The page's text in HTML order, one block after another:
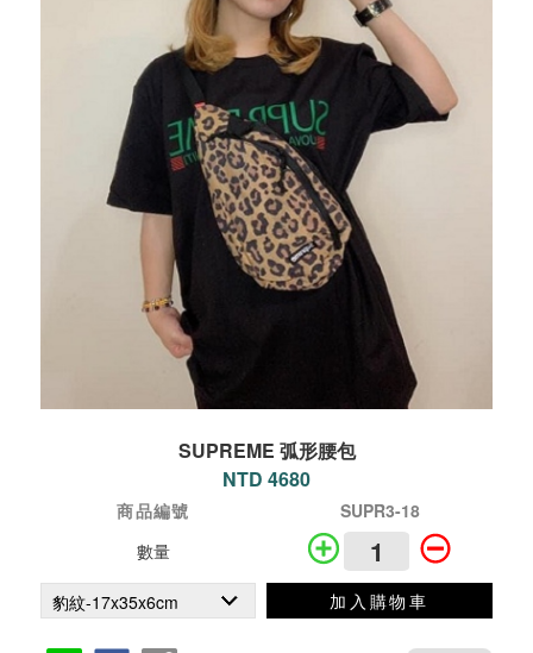
SUPREME 弧形腰包
NTD 4680
商品編號
SUPR3-18
數量
加入購物車